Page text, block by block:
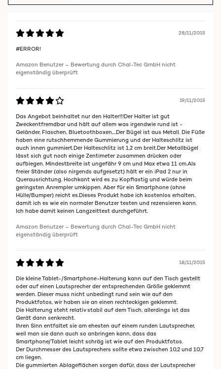
28/11/2015
#ERROR!
Amazon Benutzer – Bewertung durch Chal-Tec GmbH nicht
eigenständig überprüft
19/11/2015
Das Angebot beinhaltet nur den Halter!!!Der Halter ist gut
Zweckentfremdbar und hält auf allem was irgendwie rund ist -
Geländer, Flaschen, Bluetoothboxen,...Der Bügel ist aus Metall. Die Füße
haben eine rutschhemmende Gummierung und der Halteschlitz ist
auch innen gummiert.Der Halteschlitz ist 1,2 cm breit.Der Metallbügel
lässt sich gut noch einige Zentimeter zusammen drücken oder
aufbiegen. Mindestbreite ist ungefähr 9 cm und Max etwa 11 cm.Als
freier Ständer (also nirgends aufgesetzt) hält er ein iPad 2 nur in
Querausrichtung. Hochkant wird es zu Kopflastig und würde beim
geringsten Anrempler umkippen. Aber für ein Smartphone (ohne
Hülle/Bumper) reicht es.Dieses Produkt habe ich kostenlos erhalten,
damit ich es wie ein normaler Benutzer testen und rezensieren kann.
Ich habe damit keinen Langzeittest durchgeführt.
Amazon Benutzer – Bewertung durch Chal-Tec GmbH nicht
eigenständig überprüft
18/11/2015
Die kleine Tablet-/Smartphone-Halterung kann auf den Tisch gestellt
oder auf einen Lautsprecher der entsprechenden Größe geklemmt
werden. Dieser muss nicht unbedingt rund sein wie auf den
Produktfotos, wir haben sie an einen rechteckigen geklemmt.
Die Halterung steht relativ stabil auf dem Tisch, allerdings ist das
Gerät dann senkrecht.
Ihren Sinn entfaltet sie am ehesten auf einem runden Lautsprecher,
weil man sie dann auch so anbringen kann, dass das
Smartphone/Tablet leicht schräg ist wie auf den Produktfotos.
Der Durchmesser des Lautsprechers sollte etwa zwischen 10,2 und 10,7
cm liegen.
Die gummierten Ablageflächen sorgen dafür, dass der Lautsprecher